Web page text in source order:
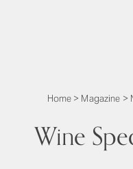
Home > Magazine >
Wine